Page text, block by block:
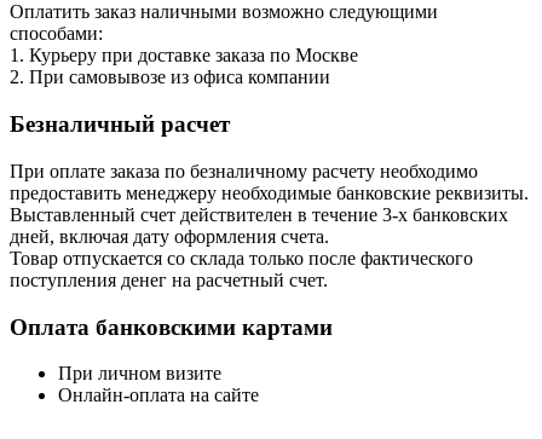
Оплатить заказ наличными возможно следующими
способами:
1. Курьеру при доставке заказа по Москве
2. При самовывозе из офиса компании
Безналичный расчет
При оплате заказа по безналичному расчету необходимо
предоставить менеджеру необходимые банковские реквизиты.
Выставленный счет действителен в течение 3-х банковских
дней, включая дату оформления cчета.
Товар отпускается со склада только после фактического
поступления денег на расчетный счет.
Оплата банковскими картами
При личном визите
Онлайн-оплата на сайте